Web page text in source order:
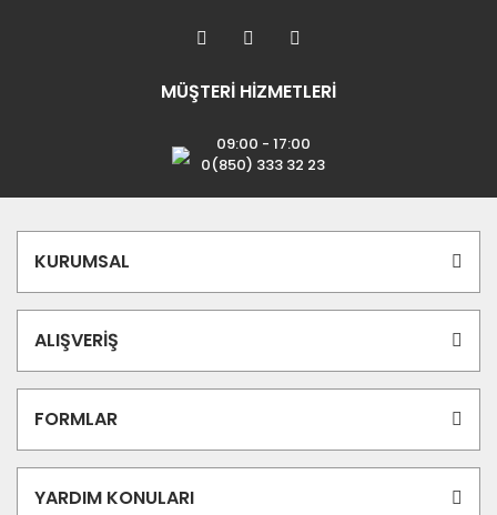
MÜŞTERİ HİZMETLERİ
09:00 - 17:00
0(850) 333 32 23
KURUMSAL
ALIŞVERİŞ
FORMLAR
YARDIM KONULARI